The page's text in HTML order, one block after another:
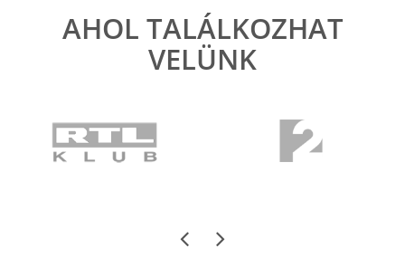
ELOLVASOM
AHOL TALÁLKOZHAT
VELÜNK